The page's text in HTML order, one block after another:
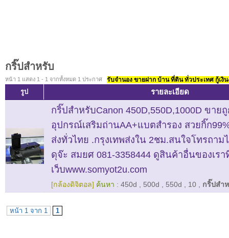
กริ๊ปสำหรับ
หน้า 1 แสดง 1 - 1 จากทั้งหมด 1 ประกาศ รับจำนอง ขายฝาก บ้าน ที่ดิน ทั่วประเทศ กู้เงิ
รูป รายละเอียด
กริ๊ปสำหรับCanon 450D,550D,1000D ขาย
อุปกรณ์เสริมถ่านAA+แบตสำรอง สวยกิ๊ก
ส่งทั่วไทย .กรุงเทพส่งใน 2ชม.สนใจโทรถา
ดุจ๊ะ สมยศ 081-3358444 ดูสินค้าอื่นของเรา
เว็บwww.somyot2u.com
[กล้องดิจิตอล] ค้นหา : 450d 500d 550d 10 กริ๊ปสำ
หน้า 1 จาก 1 1